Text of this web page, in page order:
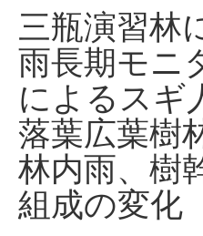
三瓶演習林
雨長期モニ
によるスギ
落葉広葉樹
林内雨、樹
組成の変化